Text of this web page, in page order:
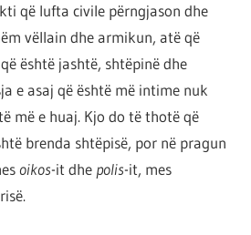
që lufta civile përngjason dhe
vëllain dhe armikun, atë që
është jashtë, shtëpinë dhe
e asaj që është më intime nuk
më e huaj. Kjo do të thotë që
brenda shtëpisë, por në pragun
oikos-it dhe polis-it, mes